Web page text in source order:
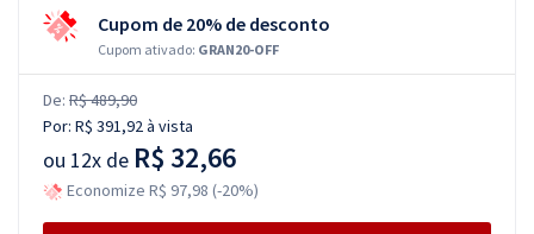
Cupom de 20% de desconto
Cupom ativado: GRAN20-OFF
De: R$ 489,90
Por: R$ 391,92à vista
ou 12x de R$ 32,66
Economize R$ 97,98 (-20%)